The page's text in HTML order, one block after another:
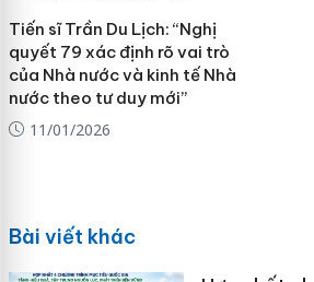
Tiến sĩ Trần Du Lịch: “Nghị
quyết 79 xác định rõ vai trò
của Nhà nước và kinh tế Nhà
nước theo tư duy mới”
11/01/2026
Bài viết khác